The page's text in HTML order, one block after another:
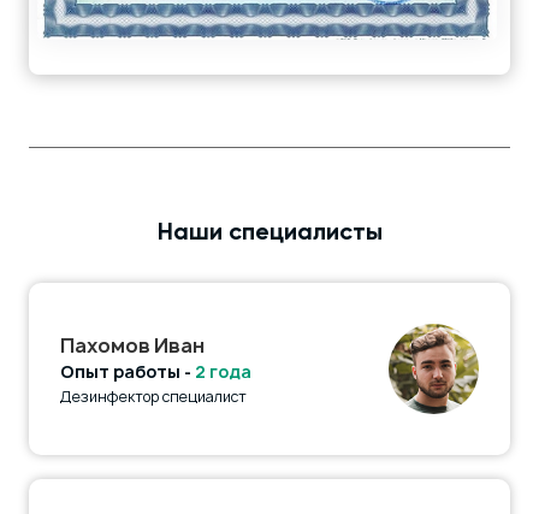
Наши специалисты
Пахомов Иван
Опыт работы - 2 года
Дезинфектор специалист